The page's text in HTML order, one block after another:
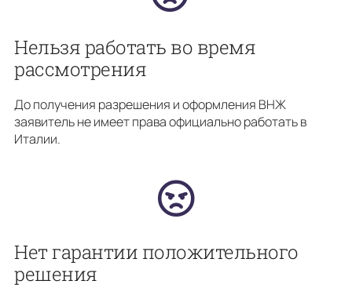
Нельзя работать во время
рассмотрения
До получения разрешения и оформления ВНЖ
заявитель не имеет права официально работать в
Италии.
Нет гарантии положительного
решения